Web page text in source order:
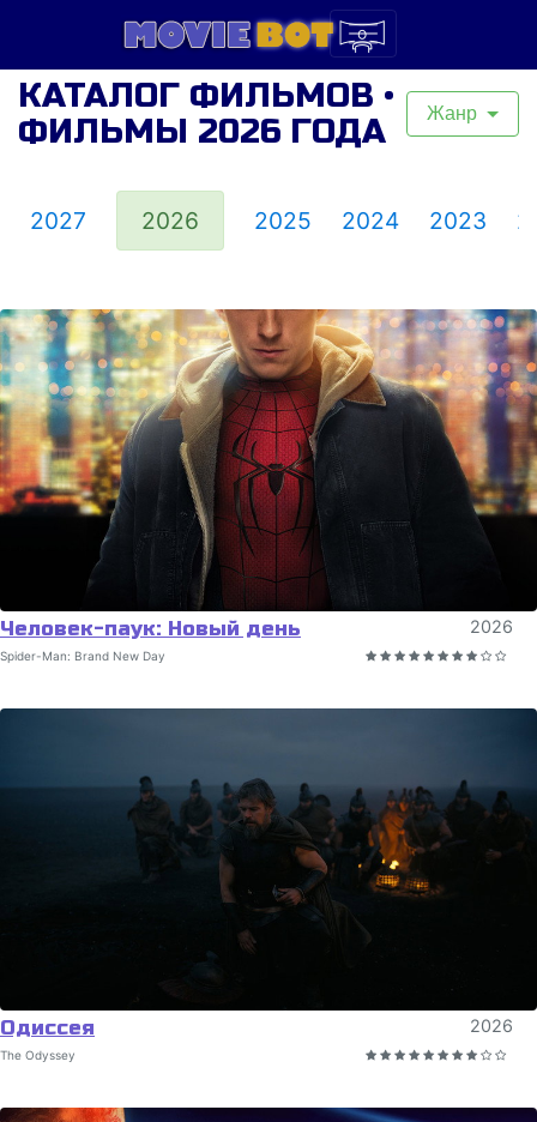
КАТАЛОГ ФИЛЬМОВ •
ФИЛЬМЫ 2026 ГОДА
Жанр
2027 2026 2025 2024 2023
Человек-паук: Новый день 2026
Spider-Man: Brand New Day
Одиссея 2026
The Odyssey